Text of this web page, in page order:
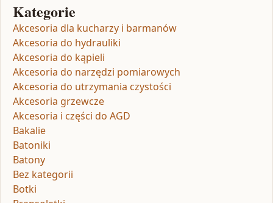
Kategorie
Akcesoria dla kucharzy i barmanów
Akcesoria do hydrauliki
Akcesoria do kąpieli
Akcesoria do narzędzi pomiarowych
Akcesoria do utrzymania czystości
Akcesoria grzewcze
Akcesoria i części do AGD
Bakalie
Batoniki
Batony
Bez kategorii
Botki